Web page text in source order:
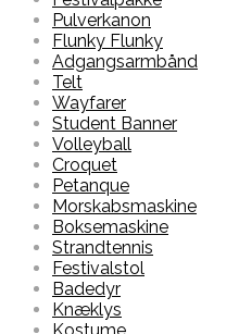
Pulverkanon
Flunky Flunky
Adgangsarmbånd
Telt
Wayfarer
Student Banner
Volleyball
Croquet
Petanque
Morskabsmaskine
Boksemaskine
Strandtennis
Festivalstol
Badedyr
Knæklys